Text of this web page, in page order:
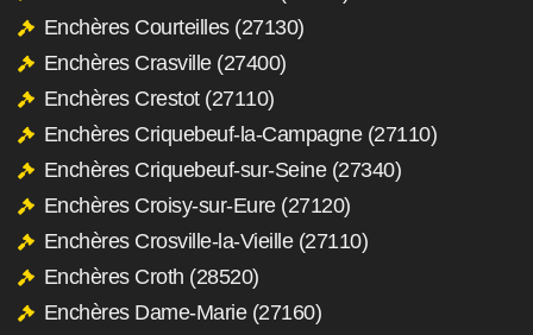
Enchères Courteilles (27130)
Enchères Crasville (27400)
Enchères Crestot (27110)
Enchères Criquebeuf-la-Campagne (27110)
Enchères Criquebeuf-sur-Seine (27340)
Enchères Croisy-sur-Eure (27120)
Enchères Crosville-la-Vieille (27110)
Enchères Croth (28520)
Enchères Dame-Marie (27160)